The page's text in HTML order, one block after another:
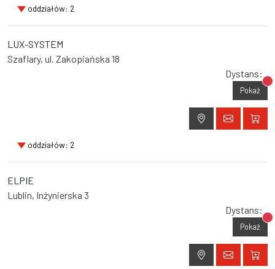
oddziałów: 2
LUX-SYSTEM
Szaflary, ul. Zakopiańska 18
Dystans:
Pokaż
oddziałów: 2
ELPIE
Lublin, Inżynierska 3
Dystans:
Pokaż